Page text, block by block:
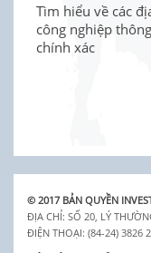
Tìm hiểu về các
công nghiệp
chính xác
© 2017 BẢN QUYỀN
ĐỊA CHỈ: SỐ 20, LÝ
ĐIỆN THOẠI: (84-24) 3826